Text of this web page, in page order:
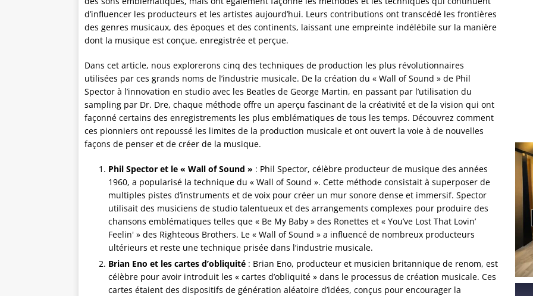
d’influencer les producteurs et les artistes aujourd’hui. Leurs contributions ont transcédé les frontières
des genres musicaux, des époques et des continents, laissant une empreinte indélébile sur la manière
dont la musique est conçue, enregistrée et perçue.
Dans cet article, nous explorerons cinq des techniques de production les plus révolutionnaires
utilisées par ces grands noms de l’industrie musicale. De la création du « Wall of Sound » de Phil
Spector à l’innovation en studio avec les Beatles de George Martin, en passant par l’utilisation du
sampling par Dr. Dre, chaque méthode offre un aperçu fascinant de la créativité et de la vision qui ont
façonné certains des enregistrements les plus emblématiques de tous les temps. Découvrez comment
ces pionniers ont repoussé les limites de la production musicale et ont ouvert la voie à de nouvelles
façons de penser et de créer de la musique.
Phil Spector et le « Wall of Sound » : Phil Spector, célèbre producteur de musique des années
1960, a popularisé la technique du « Wall of Sound ». Cette méthode consistait à superposer de
multiples pistes d’instruments et de voix pour créer un mur sonore dense et immersif. Spector
utilisait des musiciens de studio talentueux et des arrangements complexes pour produire des
chansons emblématiques telles que « Be My Baby » des Ronettes et « You’ve Lost That Lovin’
Feelin' » des Righteous Brothers. Le « Wall of Sound » a influencé de nombreux producteurs
ultérieurs et reste une technique prisée dans l’industrie musicale.
Brian Eno et les cartes d’obliquité : Brian Eno, producteur et musicien britannique de renom, est
célèbre pour avoir introduit les « cartes d’obliquité » dans le processus de création musicale. Ces
cartes étaient des dispositifs de génération aléatoire d’idées, conçus pour encourager la